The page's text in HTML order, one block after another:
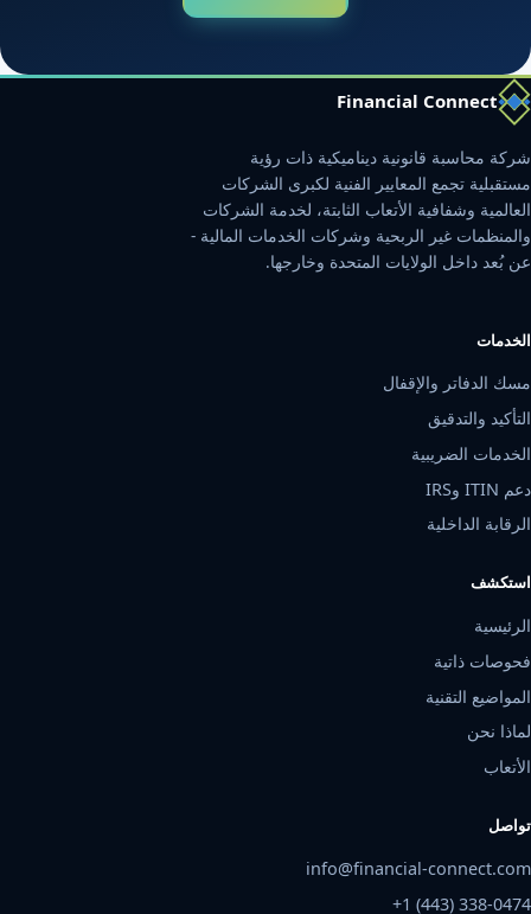
Financial Connect
شركة محاسبة قانونية ديناميكية ذات رؤية
مستقبلية تجمع المعايير الفنية لكبرى الشركات
العالمية وشفافية الأتعاب الثابتة، لخدمة الشركات
والمنظمات غير الربحية وشركات الخدمات المالية -
عن بُعد داخل الولايات المتحدة وخارجها.
الخدمات
مسك الدفاتر والإقفال
التأكيد والتدقيق
الخدمات الضريبية
دعم ITIN وIRS
الرقابة الداخلية
استكشف
الرئيسية
فحوصات ذاتية
المواضيع التقنية
لماذا نحن
الأتعاب
تواصل
info@financial-connect.com
+1 (443) 338-0474